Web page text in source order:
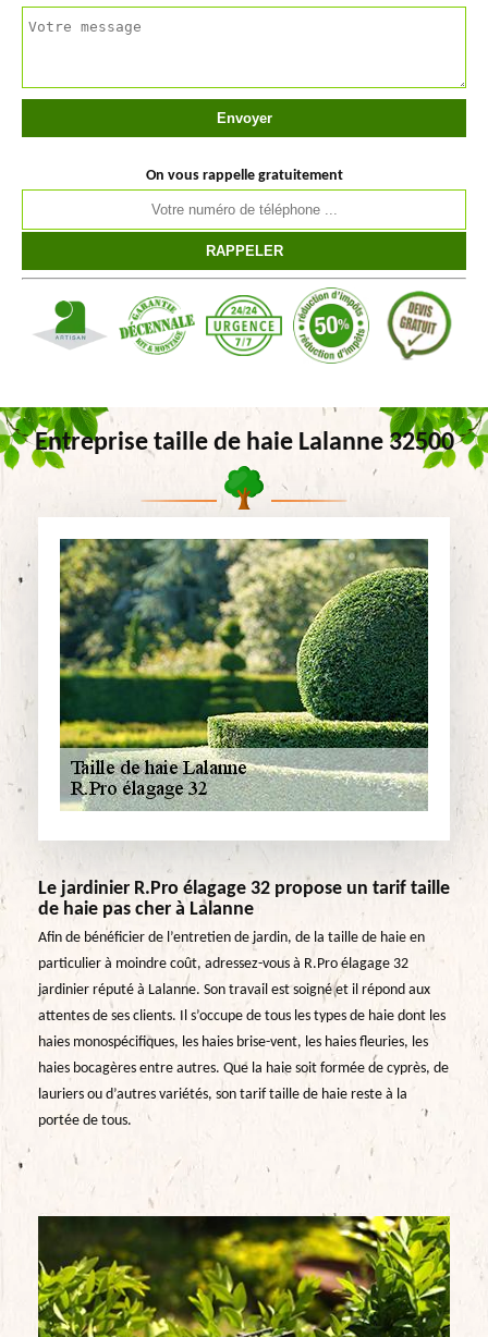
On vous rappelle gratuitement
Entreprise taille de haie Lalanne 32500
Le jardinier R.Pro élagage 32 propose un tarif taille
de haie pas cher à Lalanne
Afin de bénéficier de l’entretien de jardin, de la taille de haie en
particulier à moindre coût, adressez-vous à R.Pro élagage 32
jardinier réputé à Lalanne. Son travail est soigné et il répond aux
attentes de ses clients. Il s’occupe de tous les types de haie dont les
haies monospécifiques, les haies brise-vent, les haies fleuries, les
haies bocagères entre autres. Que la haie soit formée de cyprès, de
lauriers ou d’autres variétés, son tarif taille de haie reste à la
portée de tous.